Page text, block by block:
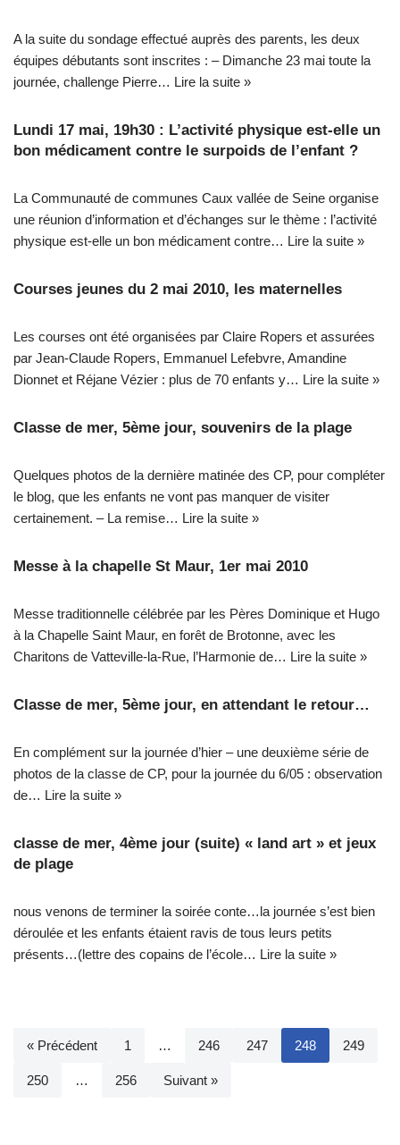
A la suite du sondage effectué auprès des parents, les deux
équipes débutants sont inscrites : – Dimanche 23 mai toute la
journée, challenge Pierre… Lire la suite »
Lundi 17 mai, 19h30 : L’activité physique est-elle un
bon médicament contre le surpoids de l’enfant ?
La Communauté de communes Caux vallée de Seine organise
une réunion d’information et d’échanges sur le thème : l’activité
physique est-elle un bon médicament contre… Lire la suite »
Courses jeunes du 2 mai 2010, les maternelles
Les courses ont été organisées par Claire Ropers et assurées
par Jean-Claude Ropers, Emmanuel Lefebvre, Amandine
Dionnet et Réjane Vézier : plus de 70 enfants y… Lire la suite »
Classe de mer, 5ème jour, souvenirs de la plage
Quelques photos de la dernière matinée des CP, pour compléter
le blog, que les enfants ne vont pas manquer de visiter
certainement. – La remise… Lire la suite »
Messe à la chapelle St Maur, 1er mai 2010
Messe traditionnelle célébrée par les Pères Dominique et Hugo
à la Chapelle Saint Maur, en forêt de Brotonne, avec les
Charitons de Vatteville-la-Rue, l’Harmonie de… Lire la suite »
Classe de mer, 5ème jour, en attendant le retour…
En complément sur la journée d’hier – une deuxième série de
photos de la classe de CP, pour la journée du 6/05 : observation
de… Lire la suite »
classe de mer, 4ème jour (suite) « land art » et jeux
de plage
nous venons de terminer la soirée conte…la journée s’est bien
déroulée et les enfants étaient ravis de tous leurs petits
présents…(lettre des copains de l’école… Lire la suite »
« Précédent 1 … 246 247 248 249
250 … 256 Suivant »